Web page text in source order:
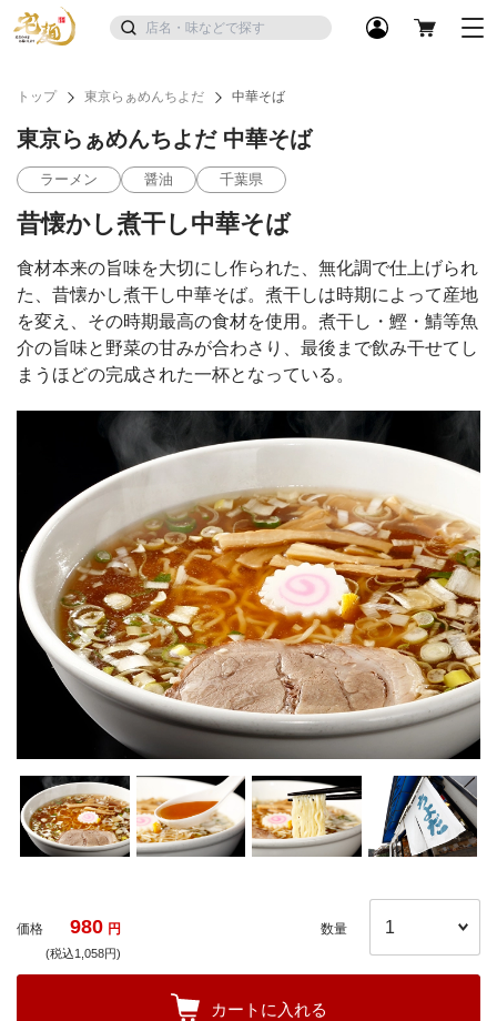
トップ 東京らぁめんちよだ 中華そば
東京らぁめんちよだ 中華そば
ラーメン 醤油 千葉県
昔懐かし煮干し中華そば
食材本来の旨味を大切にし作られた、無化調で仕上げられ
た、昔懐かし煮干し中華そば。煮干しは時期によって産地
を変え、その時期最高の食材を使用。煮干し・鰹・鯖等魚
介の旨味と野菜の甘みが合わさり、最後まで飲み干せてし
まうほどの完成された一杯となっている。
価格 980 円
(税込1,058円)
数量
カートに入れる